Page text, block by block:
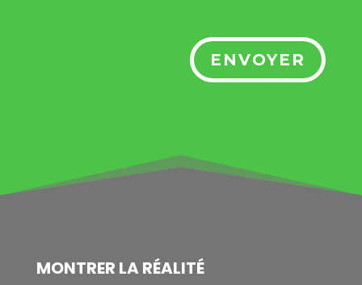
ENVOYER
MONTRER LARÉALITÉ